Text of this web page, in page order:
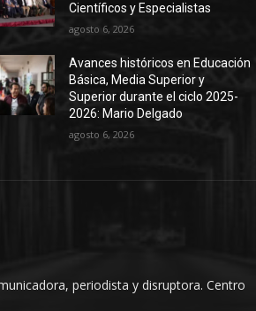
Científicos y Especialistas
agosto 6, 2026
Avances históricos en Educación
Básica, Media Superior y
Superior durante el ciclo 2025-
2026: Mario Delgado
agosto 6, 2026
periodista y disruptora. Centro